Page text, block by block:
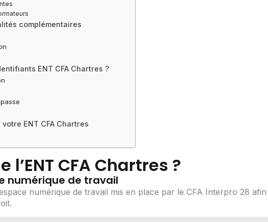
complémentaires
ENT CFA Chartres ?
ENT CFA Chartres
l’ENT CFA Chartres ?
numérique de travail
numérique de travail mis en place par le CFA Interpro 28